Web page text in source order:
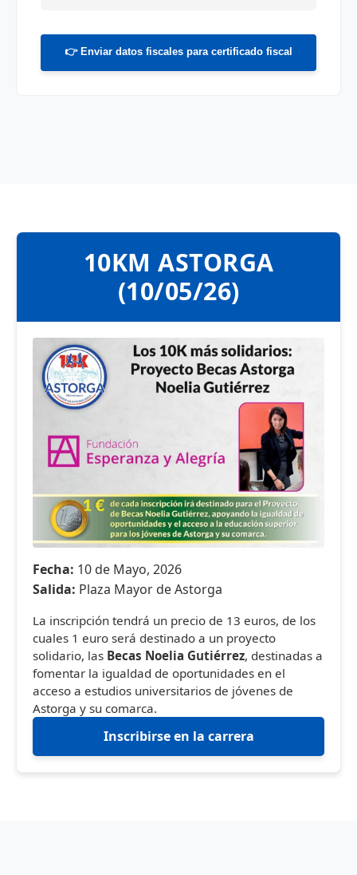
👉 Enviar datos fiscales para certificado fiscal
10KM ASTORGA
(10/05/26)
Fecha: 10 de Mayo, 2026
Salida: Plaza Mayor de Astorga
La inscripción tendrá un precio de 13 euros, de los
cuales 1 euro será destinado a un proyecto
solidario, las Becas Noelia Gutiérrez, destinadas a
fomentar la igualdad de oportunidades en el
acceso a estudios universitarios de jóvenes de
Astorga y su comarca.
Inscribirse en la carrera